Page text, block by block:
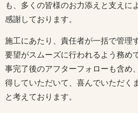
も、多くの皆様のお力添えと支えに
感謝しております。
施工にあたり、責任者が一括で管理
要望がスムーズに行われるよう務め
事完了後のアフターフォローも含め
得していただいて、喜んでいただく
と考えております。